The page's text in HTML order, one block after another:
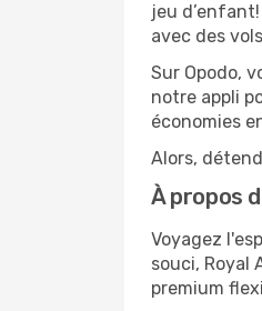
jeu
avec des
Sur Opodo,
notre appli
économies
Alors,
À propos
Voyagez
souci, Royal
premium